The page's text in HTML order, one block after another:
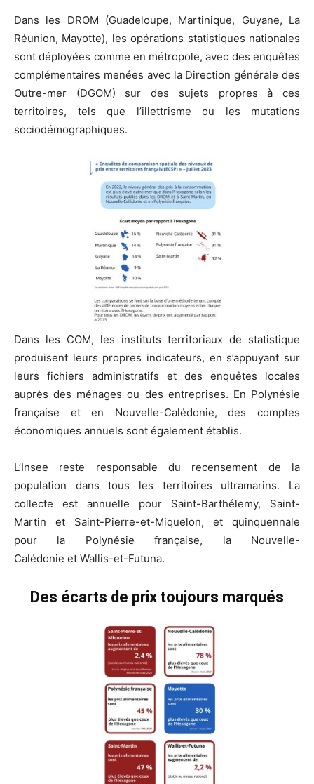
Dans les DROM (Guadeloupe, Martinique, Guyane, La
Réunion, Mayotte), les opérations statistiques nationales
sont déployées comme en métropole, avec des enquêtes
complémentaires menées avec la Direction générale des
Outre-mer (DGOM) sur des sujets propres à ces
territoires, tels que l’illettrisme ou les mutations
sociodémographiques.
Dans les COM, les instituts territoriaux de statistique
produisent leurs propres indicateurs, en s’appuyant sur
leurs fichiers administratifs et des enquêtes locales
auprès des ménages ou des entreprises. En Polynésie
française et en Nouvelle-Calédonie, des comptes
économiques annuels sont également établis.
L’Insee reste responsable du recensement de la
population dans tous les territoires ultramarins. La
collecte est annuelle pour Saint-Barthélemy, Saint-
Martin et Saint-Pierre-et-Miquelon, et quinquennale
pour la Polynésie française, la Nouvelle-
Calédonie et Wallis-et-Futuna.
Des écarts de prix toujours marqués